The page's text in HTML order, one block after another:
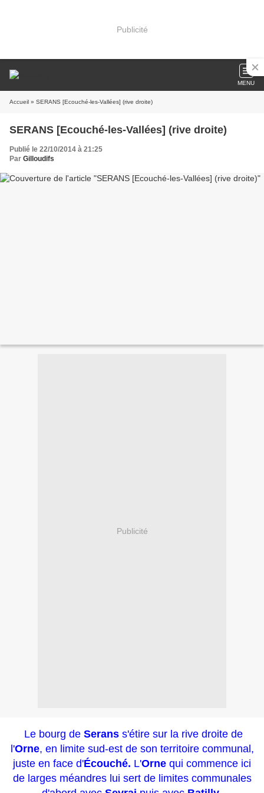
Publicité
MENU
Accueil » SERANS [Ecouché-les-Vallées] (rive droite)
SERANS [Ecouché-les-Vallées] (rive droite)
Publié le 22/10/2014 à 21:25
Par Gilloudifs
Publicité
Le bourg de Seranss'étire sur la rive droite de
l'Orne, en limite sud-est de son territoire communal,
juste en face d'Écouché. L'Orne qui commence ici
de larges méandres lui sert de limites communales